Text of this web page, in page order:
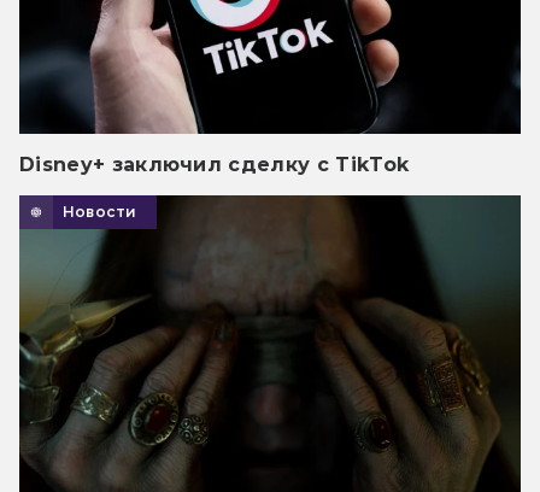
Disney+ заключил сделку с TikTok
Новости